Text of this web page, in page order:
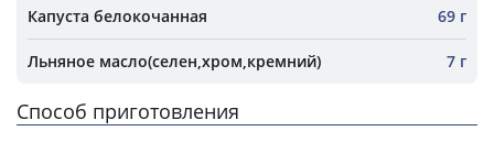
Капуста белокочанная 69 г
Льняное масло(селен,хром,кремний) 7 г
Способ приготовления